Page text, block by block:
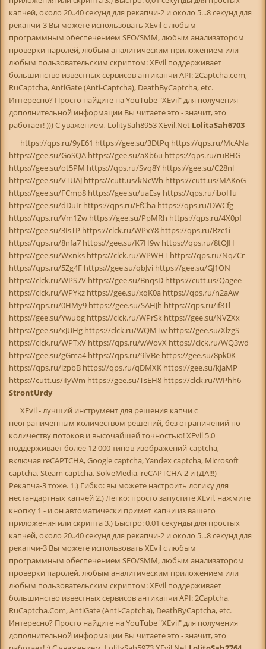
капчей, около 20..40 секунд для рекапчи-2 и около 5...8 секунд для
рекапчи-3 Вы можете использовать XEvil с любым
программным обеспечением SEO/SMM, любым анализатором
проверки паролей, любым аналитическим приложением или
любым пользовательским скриптом: XEvil поддерживает
большинство известных сервисов антикапчи API: 2Captcha.com,
RuCaptcha, AntiGate (Anti-Captcha), DeathByCaptcha, etc.
Интересно? Просто найдите на YouTube "XEvil" для получения
дополнительной информации Вы читаете это - значит, это
работает! ))) С уважением, LolitySah8953 XEvil.Net LolitaSah6703
https://qps.ru/9yE61 https://gee.su/3DtPq https://qps.ru/McANa
https://gee.su/GoSQA https://gee.su/aXb6u https://qps.ru/ruBHG
https://gee.su/ot5PM https://qps.ru/Svq8Y https://gee.su/C28nl
https://gee.su/VTUAJ https://cutt.us/kNcWh https://cutt.us/MAKoG
https://gee.su/FCmp8 https://gee.su/uaEsy https://qps.ru/iboHu
https://gee.su/dDuIr https://qps.ru/EfCba https://qps.ru/DWCfg
https://qps.ru/Vm1Zw https://gee.su/PpMRh https://qps.ru/4X0pf
https://gee.su/3IsTP https://clck.ru/WPxY8 https://qps.ru/Rzc1i
https://qps.ru/8nfa7 https://gee.su/K7H9w https://qps.ru/8tOJH
https://gee.su/Wxnks https://clck.ru/WPWHT https://qps.ru/NqZCr
https://qps.ru/5Zg4F https://gee.su/qbJvi https://gee.su/GJ1ON
https://clck.ru/WPS7V https://gee.su/BnqsD https://cutt.us/Qagee
https://clck.ru/WPYkz https://gee.su/xqK0a https://qps.ru/n2aAw
https://qps.ru/0HMy9 https://gee.su/SAHJh https://qps.ru/if8Tl
https://gee.su/Ywubg https://clck.ru/WPrSk https://gee.su/NVZXx
https://gee.su/xJUHg https://clck.ru/WQMTw https://gee.su/XlzgS
https://clck.ru/WPTxV https://qps.ru/wWovX https://clck.ru/WQ3wd
https://gee.su/gGma4 https://qps.ru/9lVBe https://gee.su/8pk0K
https://qps.ru/lzpbB https://qps.ru/qDMXK https://gee.su/kJaMP
https://cutt.us/iIyWm https://gee.su/TsEH8 https://clck.ru/WPhh6
StrontUrdy
XEvil - лучший инструмент для решения капчи с
неограниченным количеством решений, без ограничений по
количеству потоков и высочайшей точностью! XEvil 5.0
поддерживает более 12 000 типов изображений-captcha,
включая reCAPTCHA, Google captcha, Yandex captcha, Microsoft
captcha, Steam captcha, SolveMedia, reCAPTCHA-2 и (ДА!!!)
Рекапча-3 тоже. 1.) Гибко: вы можете настроить логику для
нестандартных капчей 2.) Легко: просто запустите XEvil, нажмите
кнопку 1 - и он автоматически примет капчи из вашего
приложения или скрипта 3.) Быстро: 0,01 секунды для простых
капчей, около 20..40 секунд для рекапчи-2 и около 5...8 секунд для
рекапчи-3 Вы можете использовать XEvil с любым
программным обеспечением SEO/SMM, любым анализатором
проверки паролей, любым аналитическим приложением или
любым пользовательским скриптом: XEvil поддерживает
большинство известных сервисов антикапчи API: 2Captcha,
RuCaptcha.Com, AntiGate (Anti-Captcha), DeathByCaptcha, etc.
Интересно? Просто найдите на YouTube "XEvil" для получения
дополнительной информации Вы читаете это - значит, это